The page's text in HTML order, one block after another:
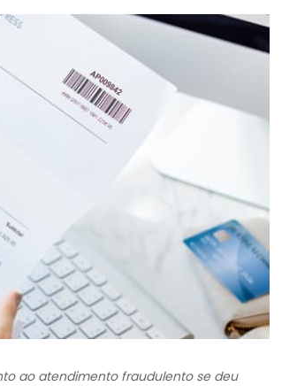
ao atendimento fraudulento se deu